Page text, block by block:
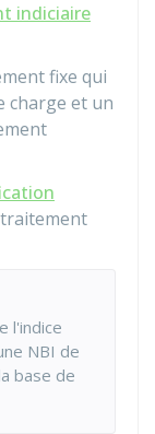
indiciaire
fixe qui
charge et un
l'indice
NBI de
base de